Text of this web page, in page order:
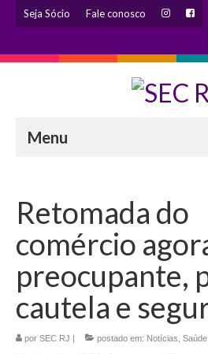
Seja Sócio Fale conosco
Menu
Eleição 2024 – Comissão
Histórico
Diretoria
Estatuto
Atendimentos
Retomada do
comércio
preocupante,
cautela e
por SEC RJ | postado em: Notícias Saúde